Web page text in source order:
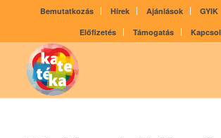
Bemutatkozás Hírek Ajánlások GYIK
Előfizetés
Támogatás